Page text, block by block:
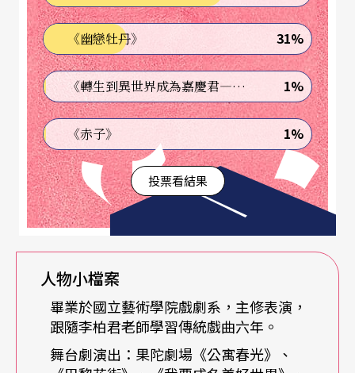
瞪口呆，差一點衝動想報考劇校。」唐從聖說，那
時根本不懂什麼是表演，只覺得好玩，卻也因緣際
會跟傳統戲曲結緣。考上國立藝術學院戲劇系後，
唐從聖開始跟教「國劇動作」的老師李柏君學基本
功，從揉肘、輪膀、山膀、壓正腿，壓旁腿、踢
腿、前弓、跨腿、片腿等基礎動作、步法開始，就
這麼練出興趣來。「大學唸了六年，幾乎大半時間
都跟著李柏君老師一起練功、鑽研戲曲，我和阿斗
（劉亮佐）、韋以丞、施冬麟算是同門師兄弟，畢
業的時候還一起演了齣《時遷偷雞》。」
不同於西方寫實演技「由內而外」的表演系統，
《幽戀牡丹》 31%
《轉生到異世界成為嘉慶君—發現我的祖先是詐騙集團!?》 1%
《赤子》 1%
投票看結果
人物小檔案
畢業於國立藝術學院戲劇系，主修表演，
跟隨李柏君老師學習傳統戲曲六年。
舞台劇演出：果陀劇場《公寓春光》、